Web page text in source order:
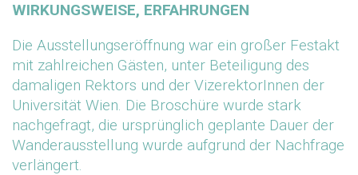
WIRKUNGSWEISE, ERFAHRUNGEN
Die Ausstellungseröffnung war ein großer Festakt
mit zahlreichen Gästen, unter Beteiligung des
damaligen Rektors und der VizerektorInnen der
Universität Wien. Die Broschüre wurde stark
nachgefragt, die ursprünglich geplante Dauer der
Wanderausstellung wurde aufgrund der Nachfrage
verlängert.